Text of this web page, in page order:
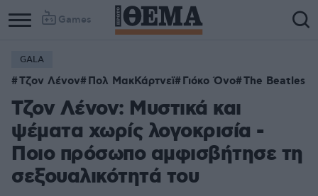
Games
GALA
Τζον Λένον Πολ ΜακΚάρτνεϊ Γιόκο Όνο The Beatles
Τζον Λένον: Μυστικά και
ψέματα χωρίς λογοκρισία -
Ποιο πρόσωπο αμφισβήτησε τη
σεξουαλικότητά του